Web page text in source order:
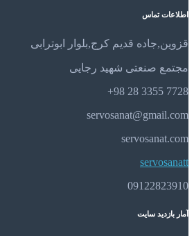
اطلاعات تماس
قزوین,جاده قدیم کرج,بلوار ابوترابی
مجتمع صنعتی شهید رجایی
7728 3355 28 98+
servosanat@gmail.com
servosanat.com
servosanatt
09122823910
آمار بازدید سایت